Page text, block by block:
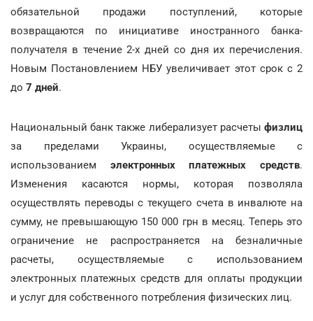
обязательной продажи поступлений, которые
возвращаются по инициативе иностранного банка-
получателя в течение 2-х дней со дня их перечисления.
Новым Постановлением НБУ увеличивает этот срок с 2
до 7 дней.
Национальный банк также либерализует расчеты физлиц
за пределами Украины, осуществляемые с
использованием электронных платежных средств.
Изменения касаются нормы, которая позволяла
осуществлять переводы с текущего счета в инвалюте на
сумму, не превышающую 150 000 грн в месяц. Теперь это
ограничение не распространяется на безналичные
расчеты, осуществляемые с использованием
электронных платежных средств для оплаты продукции
и услуг для собственного потребления физических лиц.